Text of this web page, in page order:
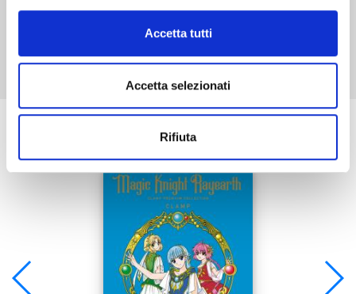
Accetta tutti
Accetta selezionati
Rifiuta
Mostra tutto
Se ti è piaciuto prova anche: